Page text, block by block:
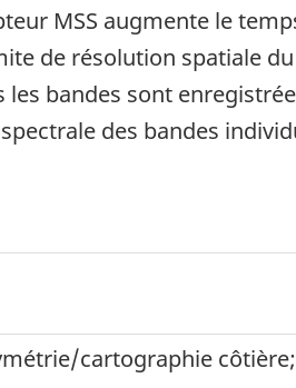
MSS augmente le
de résolution spatiale
bandes sont
des bandes
cartographie côtière;